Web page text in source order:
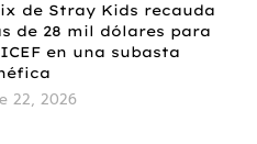
de Stray Kids recauda
de 28 mil dólares para
en una subasta
22, 2026